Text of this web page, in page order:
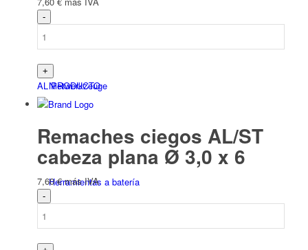
Niet­werk­zeuge
Herramientas a batería
AL PRODUCTO
Remaches ciegos AL/ST
cabeza plana Ø 3,0 x 6
7,60€ más IVA